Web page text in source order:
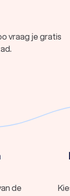
typen:Klinisch
in Lelystad helpt
problemen.
vraag je gratis
de